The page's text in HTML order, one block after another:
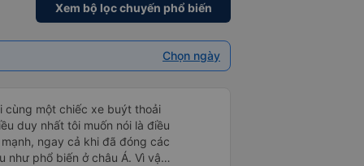
Xem bộ lọc chuyến phổ biến
Chọn ngày
cùng một chiếc xe buýt thoải
duy nhất tôi muốn nói là điều
ngay cả khi đã đóng các
như phổ biến ở châu Á. Vì vậy,